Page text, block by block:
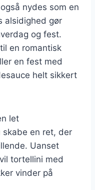
nydes som en
alsidighed gør
og fest.
en romantisk
en fest med
helt sikkert
let
en ret, der
Uanset
tortellini med
vinder på